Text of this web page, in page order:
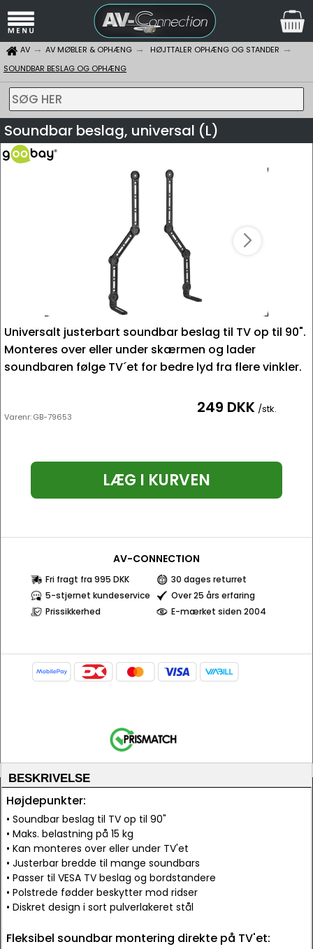
AV AV MØBLER & OPHÆNG
HØJTTALER OPHÆNG OG STANDER
SOUNDBAR BESLAG OG OPHÆNG
SØG HER
Soundbar beslag, universal (L)
Universalt justerbart soundbar beslag til TV op til 90".
Monteres over eller under skærmen og lader
soundbaren følge TV´et for bedre lyd fra flere vinkler.
Varenr:GB-79653 249 DKK /stk.
LÆG I KURVEN
AV-CONNECTION
Fri fragt fra 995 DKK
30 dages returret
5-stjernet kundeservice
Over 25 års erfaring
Prissikkerhed
E-mærket siden 2004
BESKRIVELSE
Højdepunkter:
• Soundbar beslag til TV op til 90"
• Maks. belastning på 15 kg
• Kan monteres over eller under TV'et
• Justerbar bredde til mange soundbars
• Passer til VESA TV beslag og bordstandere
• Polstrede fødder beskytter mod ridser
• Diskret design i sort pulverlakeret stål
Fleksibel soundbar montering direkte på TV'et: